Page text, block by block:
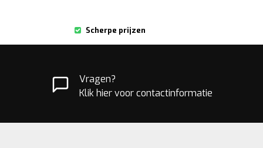
Scherpe prijzen
Vragen?
Klik hier voor contactinformatie